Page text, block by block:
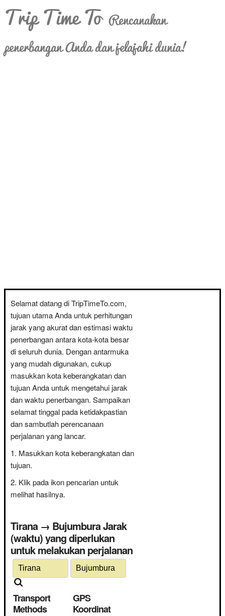
Trip Time To Rencanakan
penerbangan Anda dan jelajahi dunia!
Selamat datang di TripTimeTo.com,
tujuan utama Anda untuk perhitungan
jarak yang akurat dan estimasi waktu
penerbangan antara kota-kota besar
di seluruh dunia. Dengan antarmuka
yang mudah digunakan, cukup
masukkan kota keberangkatan dan
tujuan Anda untuk mengetahui jarak
dan waktu penerbangan. Sampaikan
selamat tinggal pada ketidakpastian
dan sambutlah perencanaan
perjalanan yang lancar.
Masukkan kota keberangkatan dan
tujuan.
Klik pada ikon pencarian untuk
melihat hasilnya.
Tirana → Bujumbura Jarak
(waktu) yang diperlukan
untuk melakukan perjalanan
Transport
Methods
GPS
Koordinat